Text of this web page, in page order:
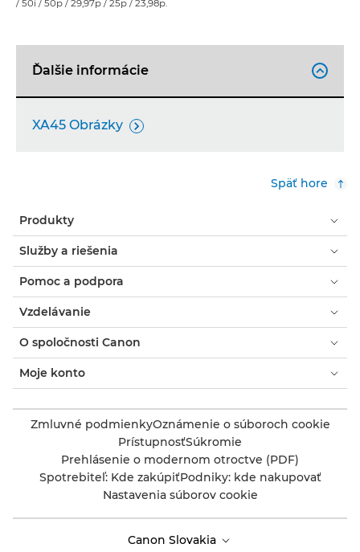
/ 50i / 50p / 29,97p / 25p / 23,98p.
Ďalšie informácie 
XA45 Obrázky 
Späť hore
Produkty
Služby a riešenia
Pomoc a podpora
Vzdelávanie
O spoločnosti Canon
Moje konto
Zmluvné podmienkyOznámenie o súboroch cookie
PrístupnosťSúkromie
Prehlásenie o modernom otroctve (PDF)
Spotrebiteľ: Kde zakúpiťPodniky: kde nakupovať
Nastavenia súborov cookie
Canon Slovakia